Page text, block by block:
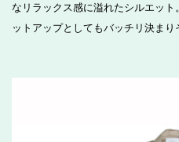
なリラックス感に溢れたシルエッ
ットアップとしてもバッチリ決まり